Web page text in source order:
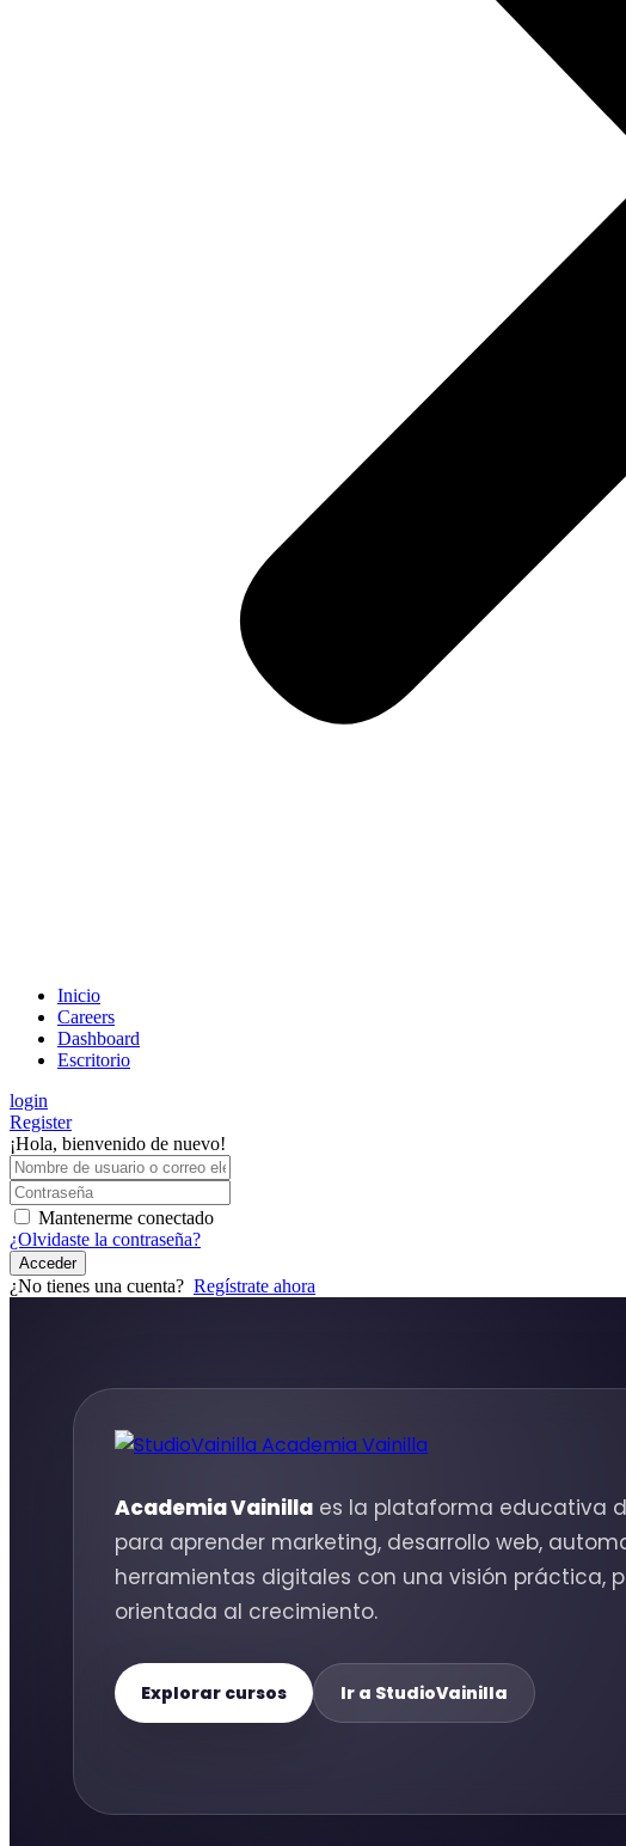
Inicio
Careers
Dashboard
Escritorio
login
Register
¡Hola, bienvenido de nuevo!
Mantenerme conectado
¿Olvidaste la contraseña?
Acceder
¿No tienes una cuenta? Regístrate ahora
Academia Vainilla es la plataforma educativa
para aprender marketing, desarrollo web,
herramientas digitales con una visión práctica,
orientada al crecimiento.
Explorar cursos Ir a StudioVainilla